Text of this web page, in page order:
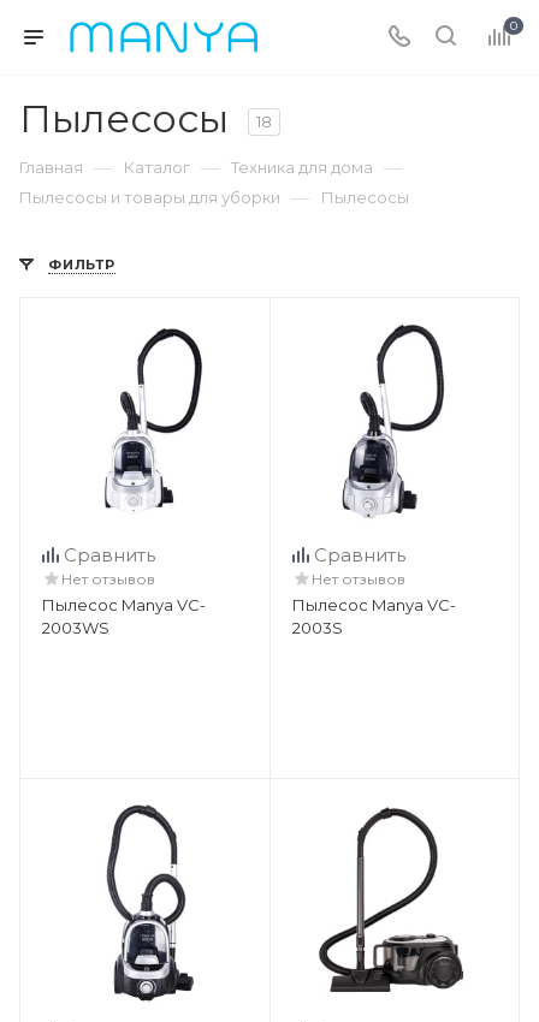
0
Пылесосы 18
Главная — Каталог — Техника для дома —
Пылесосы и товары для уборки — Пылесосы
ФИЛЬТР
Сравнить
Нет отзывов
Пылесос Manya VC-
2003WS
Сравнить
Нет отзывов
Пылесос Manya VC-
2003S